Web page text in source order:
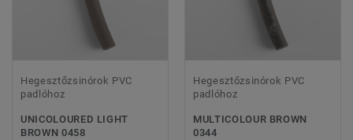
Hegesztőzsinórok PVC
padlóhoz
UNICOLOURED LIGHT
BROWN 0458
Hegesztőzsinórok PVC
padlóhoz
MULTICOLOUR BROWN
0344